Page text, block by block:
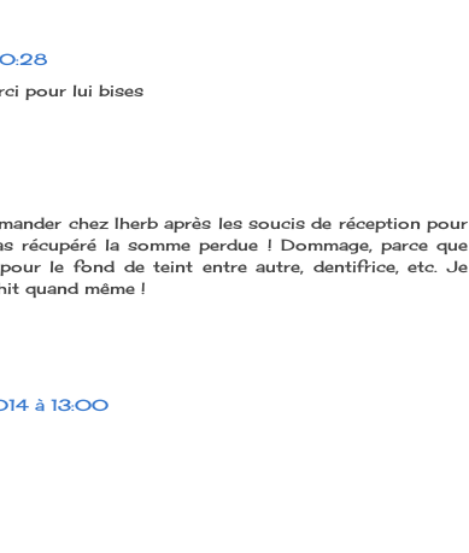
pour lui bises
chez Iherb après les soucis de réception pour
récupéré la somme perdue ! Dommage, parce que
le fond de teint entre autre, dentifrice, etc. Je
quand même !
à 13:00